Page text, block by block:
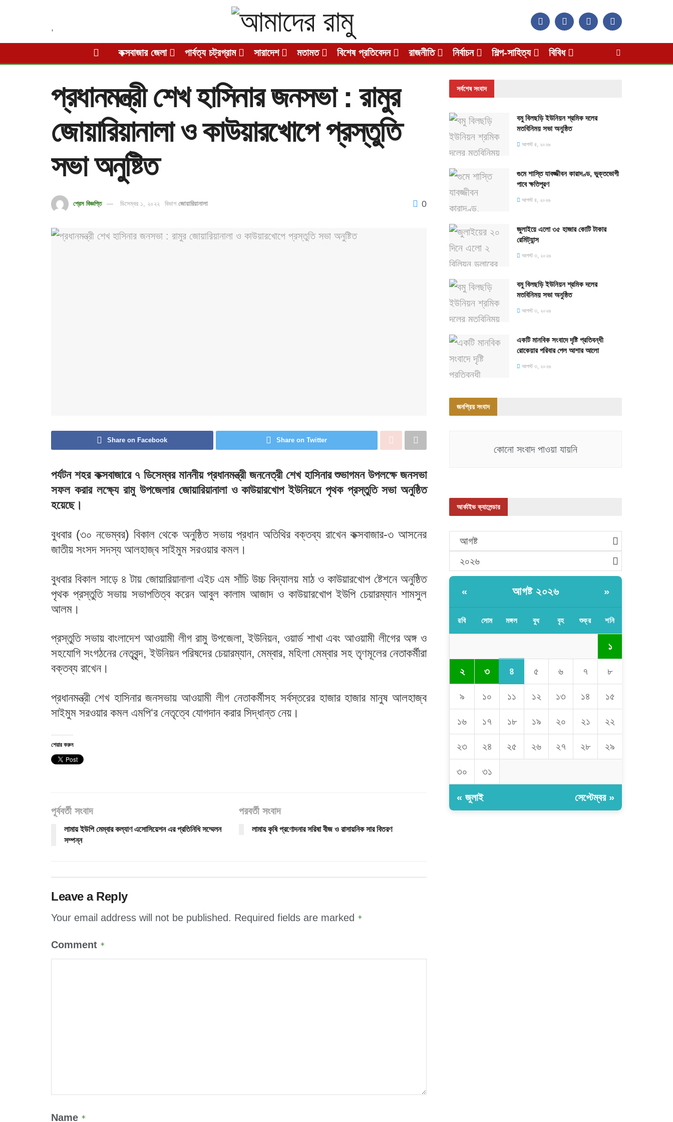
,
কক্সবাজার জেলা পার্বত্য চট্রগ্রাম সারাদেশ মতামত বিশেষ প্রতিবেদন রাজনীতি নির্বাচন শিল্প-সাহিত্য বিবিধ
প্রধানমন্ত্রী শেখ হাসিনার জনসভা : রামুর
জোয়ারিয়ানালা ও কাউয়ারখোপে প্রস্তুতি
সভা অনুষ্টিত
প্রেস বিজ্ঞপ্তি ডিসেম্বর ১, ২০২২ বিভাগ জোয়ারিয়ানালা 0
Share on Facebook Share on Twitter
পর্যটন শহর কক্সবাজারে ৭ ডিসেম্বর মাননীয় প্রধানমন্ত্রী জননেত্রী শেখ হাসিনার শুভাগমন উপলক্ষে জনসভা
সফল করার লক্ষ্যে রামু উপজেলার জোয়ারিয়ানালা ও কাউয়ারখোপ ইউনিয়নে পৃথক প্রস্তুতি সভা অনুষ্ঠিত
হয়েছে।
বুধবার (৩০ নভেম্বর) বিকাল থেকে অনুষ্ঠিত সভায় প্রধান অতিথির বক্তব্য রাখেন কক্সবাজার-৩ আসনের
জাতীয় সংসদ সদস্য আলহাজ্ব সাইমুম সরওয়ার কমল।
বুধবার বিকাল সাড়ে ৪ টায় জোয়ারিয়ানালা এইচ এম সাঁচি উচ্চ বিদ্যালয় মাঠ ও কাউয়ারখোপ ষ্টেশনে অনুষ্ঠিত
পৃথক প্রস্তুতি সভায় সভাপতিত্ব করেন আবুল কালাম আজাদ ও কাউয়ারখোপ ইউপি চেয়ারম্যান শামসুল
আলম।
প্রস্তুতি সভায় বাংলাদেশ আওয়ামী লীগ রামু উপজেলা, ইউনিয়ন, ওয়ার্ড শাখা এবং আওয়ামী লীগের অঙ্গ ও
সহযোগি সংগঠনের নেতৃবৃন্দ, ইউনিয়ন পরিষদের চেয়ারম্যান, মেম্বার, মহিলা মেম্বার সহ তৃণমূলের নেতাকর্মীরা
বক্তব্য রাখেন।
প্রধানমন্ত্রী শেখ হাসিনার জনসভায় আওয়ামী লীগ নেতাকর্মীসহ সর্বস্তরের হাজার হাজার মানুষ আলহাজ্ব
সাইমুম সরওয়ার কমল এমপি‘র নেতৃত্বে যোগদান করার সিদ্ধান্ত নেয়।
শেয়ার করুন
পূর্ববর্তী সংবাদ
লামায় ইউপি মেম্বার কল্যাণ এসোসিয়েশন এর প্রতিনিধি সম্মেলন
সম্পন্ন
পরবর্তী সংবাদ
লামায় কৃষি প্রণোদনার সরিষা বীজ ও রাসায়নিক সার বিতরণ
Leave a Reply
Your email address will not be published. Required fields are marked *
Comment *
Name *
সর্বশেষ সংবাদ
বমু বিলছড়ি ইউনিয়ন শ্রমিক দলের
মতবিনিময় সভা অনুষ্ঠিত
আগস্ট ৪, ২০২৬
গুমে শাস্তি যাবজ্জীবন কারাদণ্ড, ভুক্তভোগী
পাবে ক্ষতিপূরণ
আগস্ট ৪, ২০২৬
জুলাইয়ে এলো ৩৫ হাজার কোটি টাকার
রেমিট্যান্স
আগস্ট ৩, ২০২৬
বমু বিলছড়ি ইউনিয়ন শ্রমিক দলের
মতবিনিময় সভা অনুষ্ঠিত
আগস্ট ৩, ২০২৬
একটি মানবিক সংবাদে দৃষ্টি প্রতিবন্ধী
রোকেয়ার পরিবার পেল আশার আলো
আগস্ট ৩, ২০২৬
জনপ্রিয় সংবাদ
কোনো সংবাদ পাওয়া যায়নি
আর্কাইভ ক্যালেন্ডার
আগষ্ট
২০২৬
« আগষ্ট ২০২৬ »
রবি সোম মঙ্গল বুধ বৃহ শুক্র শনি
১
২ ৩ ৪ ৫ ৬ ৭ ৮
৯ ১০ ১১ ১২ ১৩ ১৪ ১৫
১৬ ১৭ ১৮ ১৯ ২০ ২১ ২২
২৩ ২৪ ২৫ ২৬ ২৭ ২৮ ২৯
৩০ ৩১
« জুলাই সেপ্টেম্বর »